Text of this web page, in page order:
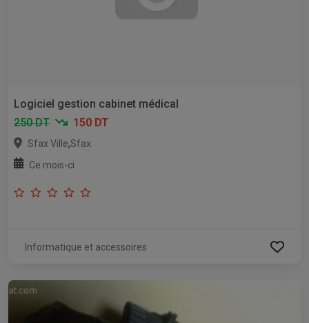
Logiciel gestion cabinet médical
250 DT
150 DT
Sfax Ville,Sfax
Ce mois-ci
Informatique et accessoires